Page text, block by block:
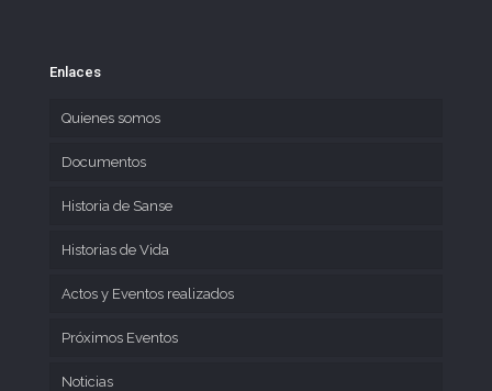
Enlaces
Quienes somos
Documentos
Historia de Sanse
Historias de Vida
Actos y Eventos realizados
Próximos Eventos
Noticias